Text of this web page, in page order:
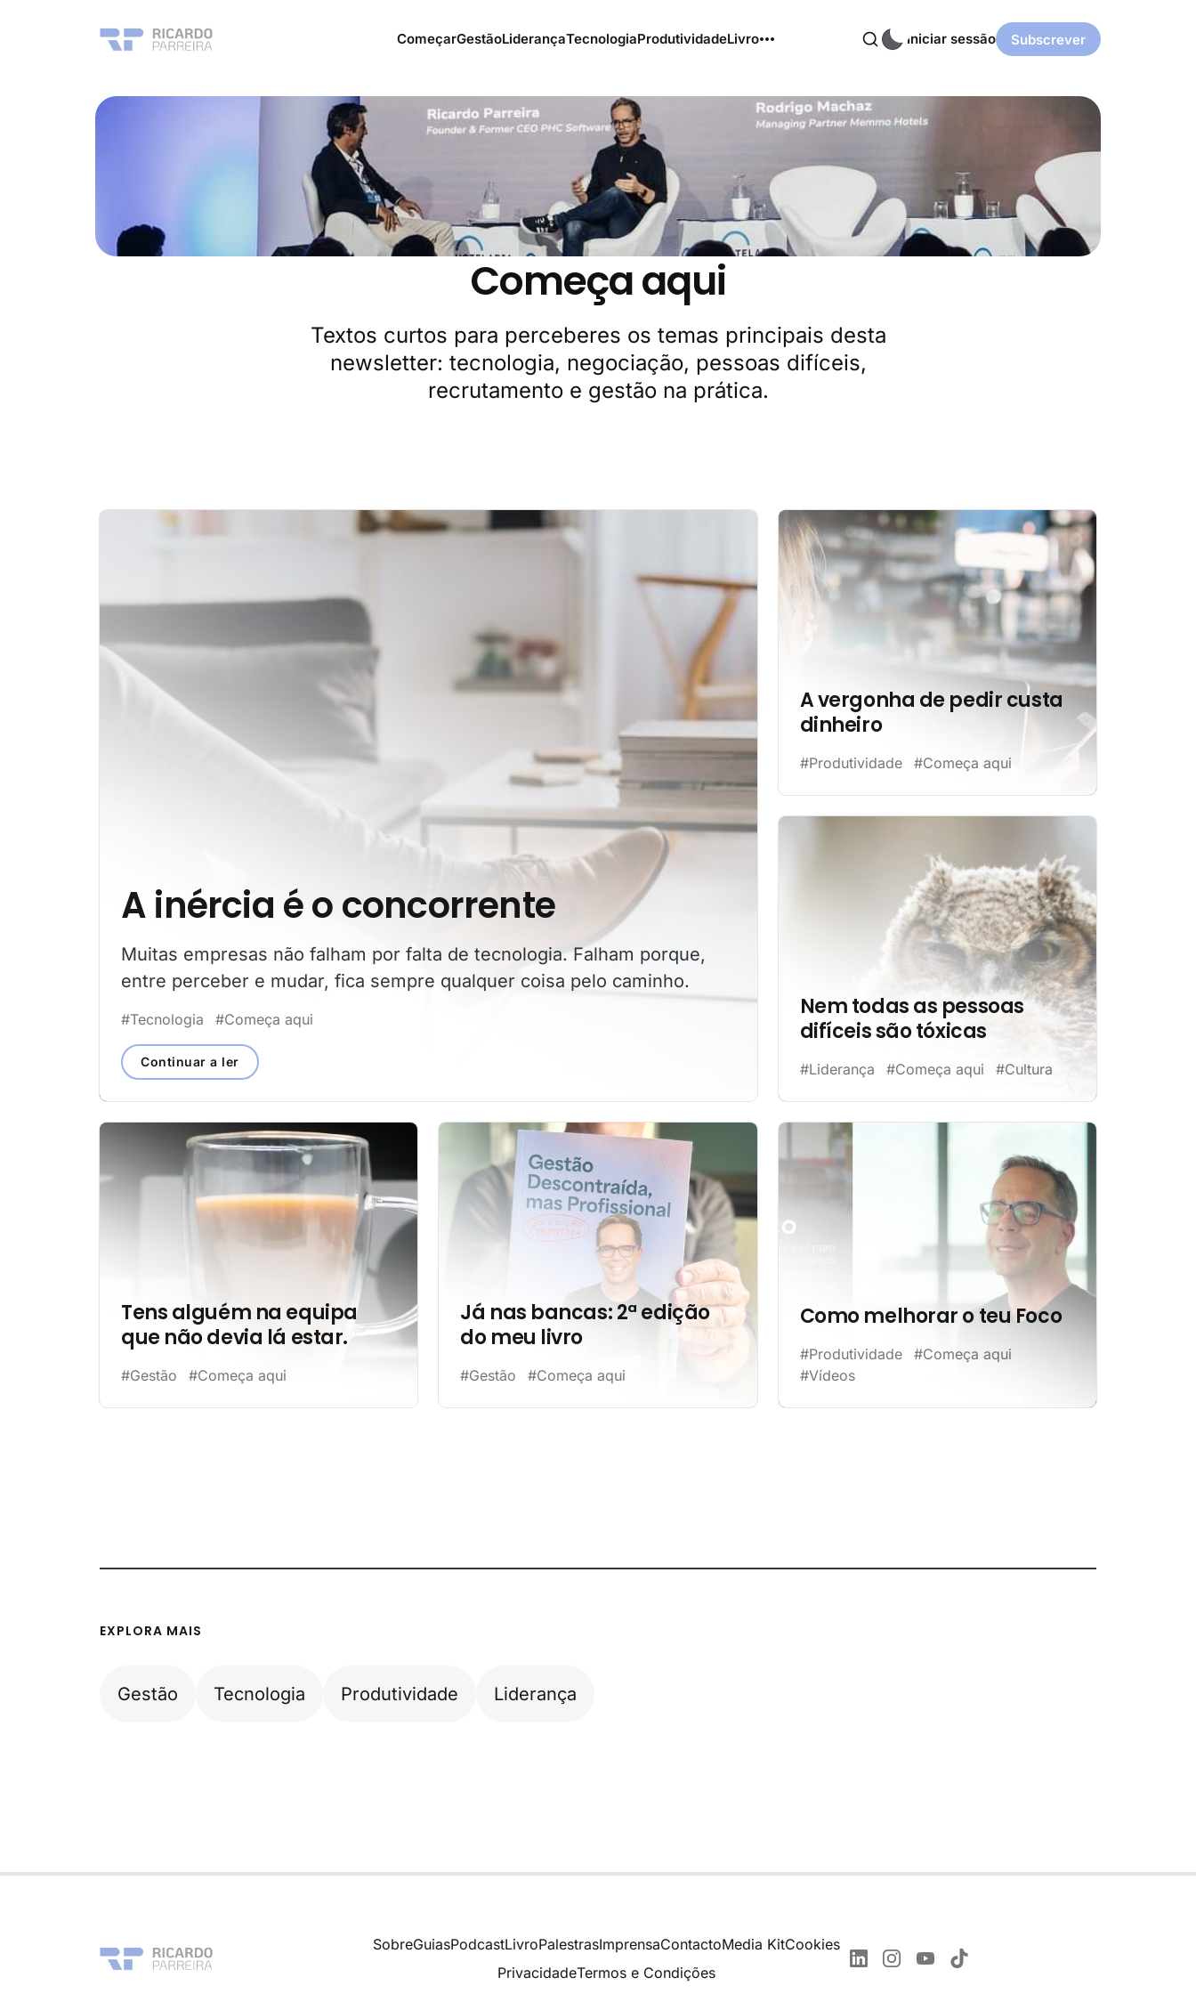
ComeçarGestãoLiderançaTecnologiaProdutividadeLivro Iniciar sessão Subscrever
Começa aqui
Textos curtos para perceberes os temas principais desta
newsletter: tecnologia, negociação, pessoas difíceis,
recrutamento e gestão na prática.
A inércia é o concorrente
Muitas empresas não falham por falta de tecnologia. Falham porque,
entre perceber e mudar, fica sempre qualquer coisa pelo caminho.
#Tecnologia #Começa aqui
Continuar a ler
A vergonha de pedir custa
dinheiro
#Produtividade #Começa aqui
Nem todas as pessoas
difíceis são tóxicas
#Liderança #Começa aqui #Cultura
Tens alguém na equipa
que não devia lá estar.
#Gestão #Começa aqui
Já nas bancas: 2ª edição
do meu livro
#Gestão #Começa aqui
Como melhorar o teu Foco
#Produtividade
#Começa aqui
#Vídeos
EXPLORA MAIS
Gestão Tecnologia Produtividade Liderança
SobreGuiasPodcastLivroPalestrasImprensaContactoMedia KitCookies
PrivacidadeTermos e Condições